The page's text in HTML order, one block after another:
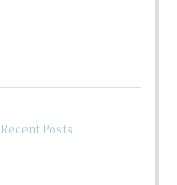
Recent Posts